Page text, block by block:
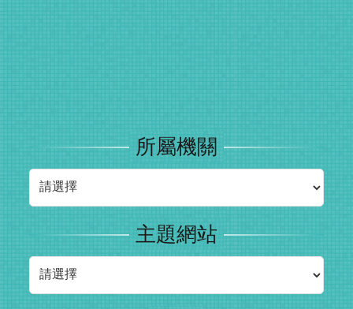
所屬機關
所屬機關
主題網站
主題網站